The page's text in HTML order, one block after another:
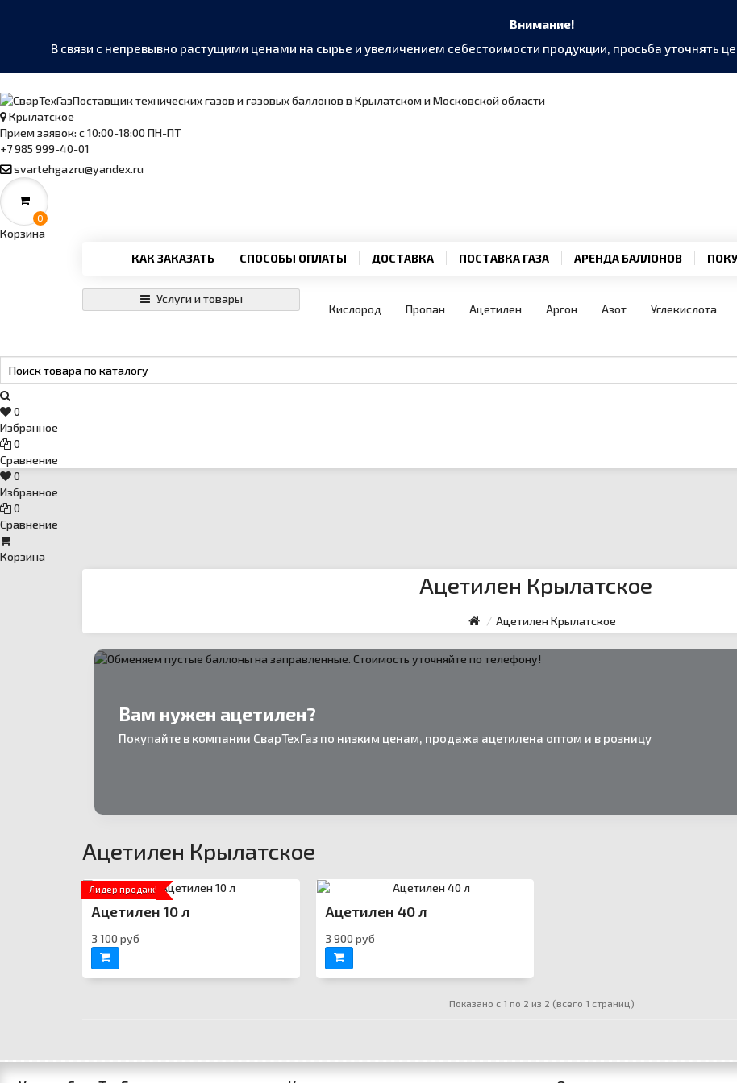
Внимание!
В связи с непревывно растущими ценами на сырье и увеличением себестоимости продукции, просьба уточнять
Поставщик технических газов и газовых баллонов в Крылатском и Московской области
Крылатское
Прием заявок: с 10:00-18:00 ПН-ПТ
+7 985 999-40-01
svartehgazru@yandex.ru
0
Корзина
КАК ЗАКАЗАТЬ
СПОСОБЫ ОПЛАТЫ ДОСТАВКА ПОСТАВКА ГАЗА АРЕНДА БАЛЛОНОВ
Кислород Пропан Ацетилен Аргон Азот Углекислота
Услуги и товары
0
Избранное
0
Сравнение
0
Избранное
0
Сравнение
Корзина
Ацетилен Крылатское
Ацетилен Крылатское
Вам нужен ацетилен?
Покупайте в компании СварТехГаз по низким ценам, продажа ацетилена оптом и в розницу
Ацетилен Крылатское
Лидер продаж!
Ацетилен 10 л
3 100 руб
Ацетилен 40 л
3 900 руб
Показано с 1 по 2 из 2 (всего 1 страниц)
Написать в мессенджер
WhatsApp
+7 985 999-40-01 ›
Позвонить ›
svartehgazru@yandex.ru